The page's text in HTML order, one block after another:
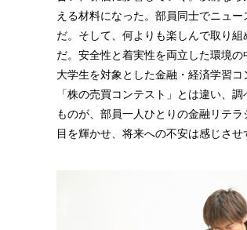
える材料になった。部員同士でニュ
だ。そして、何よりも楽しんで取り
だ。安全性と着実性を両立した環境
大学生を対象とした金融・経済学習
「株の売買コンテスト」とは違い、
ものが、部員一人ひとりの金融リテ
目を輝かせ、将来への不安は感じさせ